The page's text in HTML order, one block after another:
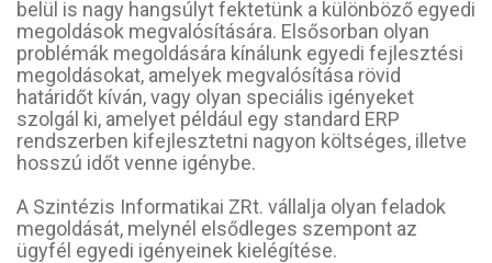
belül is nagy hangsúlyt fektetünk a különböző egyedi
megoldások megvalósítására. Elsősorban olyan
problémák megoldására kínálunk egyedi fejlesztési
megoldásokat, amelyek megvalósítása rövid
határidőt kíván, vagy olyan speciális igényeket
szolgál ki, amelyet például egy standard ERP
rendszerben kifejlesztetni nagyon költséges, illetve
hosszú időt venne igénybe.
A Szintézis Informatikai ZRt. vállalja olyan feladok
megoldását, melynél elsődleges szempont az
ügyfél egyedi igényeinek kielégítése.